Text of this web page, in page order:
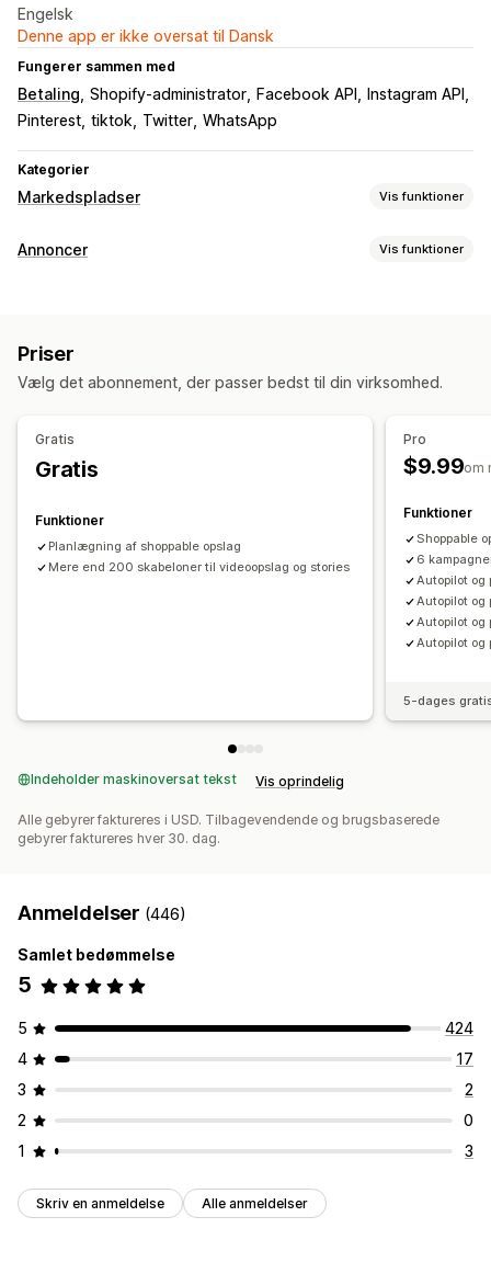
Engelsk
Denne app er ikke oversat til Dansk
Fungerer sammen med
Betaling Shopify-administrator Facebook API
Instagram API
Pinterest tiktok Twitter WhatsApp
Kategorier
Markedspladser Vis funktioner
Håndtering af fortegnelse
Ordrestyring
Annoncer Vis funktioner
Sporing af ydeevne
UTM-tildeling
Trafikkilde
Priser
Vælg det abonnement, der passer bedst til din virksomhed.
Gratis
Gratis
Funktioner
Planlægning af shoppable opslag
Mere end 200 skabeloner til videoopslag og stories
Pro
$9.99om
Funktioner
Shoppable
6
Autopilot
Autopilot
Autopilot og
Autopilot
5-dages
Indeholder maskinoversat tekst Vis oprindelig
Alle gebyrer faktureres i USD. Tilbagevendende og brugsbaserede
gebyrer faktureres hver 30. dag.
Anmeldelser (446)
Samlet bedømmelse
5
5
424
4
17
3
2
2
0
1
3
Skriv en anmeldelse Alle anmeldelser